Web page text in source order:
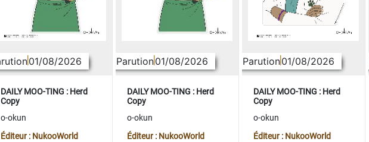
01/08/2026
DAILY MOO-TING : Herd
Copy
o-okun
Éditeur : NukooWorld
Parution01/08/2026
DAILY MOO-TING : Herd
Copy
o-okun
Éditeur : NukooWorld
Parution01/08/2026
DAILY MOO-TING : Herd
Copy
o-okun
Éditeur : NukooWorld